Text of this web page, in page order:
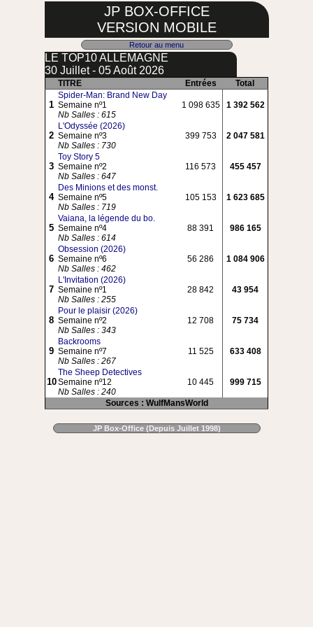
JP BOX-OFFICE
VERSION MOBILE
Retour au menu
LE TOP10 ALLEMAGNE
30 Juillet - 05 Août 2026
TITRE Entrées Total
1
Spider-Man: Brand New Day
Semaine nº1
Nb Salles : 615
1 098 635 1 392 562
2
L'Odyssée (2026)
Semaine nº3
Nb Salles : 730
399 753 2 047 581
3
Toy Story 5
Semaine nº2
Nb Salles : 647
116 573 455 457
4
Des Minions et des monst.
Semaine nº5
Nb Salles : 719
105 153 1 623 685
5
Vaiana, la légende du bo.
Semaine nº4
Nb Salles : 614
88 391 986 165
6
Obsession (2026)
Semaine nº6
Nb Salles : 462
56 286 1 084 906
7
L'Invitation (2026)
Semaine nº1
Nb Salles : 255
28 842 43 954
8
Pour le plaisir (2026)
Semaine nº2
Nb Salles : 343
12 708 75 734
9
Backrooms
Semaine nº7
Nb Salles : 267
11 525 633 408
10
The Sheep Detectives
Semaine nº12
Nb Salles : 240
10 445 999 715
Sources : WulfMansWorld
JP Box-Office (Depuis Juillet 1998)